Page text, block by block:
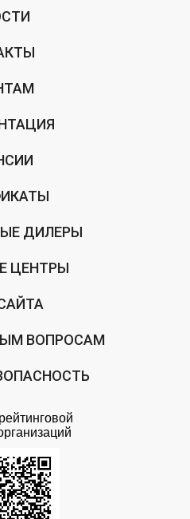
ДИЛЕРЫ
ЦЕНТРЫ
ВОПРОСАМ